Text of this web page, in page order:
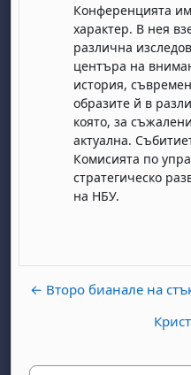
Конференцията
характер. В нея
различна
центъра на
история,
образите й в
която, за
актуална.
Комисията по
стратегическо
на НБУ.
← Второ бианале на
1 август
неделя, 2 август